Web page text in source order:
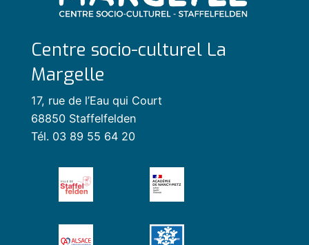
Centre socio-culturel La
Margelle
17, rue de l’Eau qui Court
68850 Staffelfelden
Tél. 03 89 55 64 20